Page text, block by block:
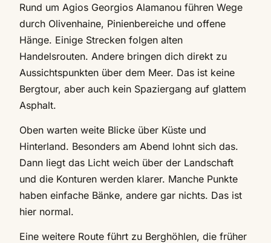
Rund um Agios Georgios Alamanou führen Wege
durch Olivenhaine, Pinienbereiche und offene
Hänge. Einige Strecken folgen alten
Handelsrouten. Andere bringen dich direkt zu
Aussichtspunkten über dem Meer. Das ist keine
Bergtour, aber auch kein Spaziergang auf glattem
Asphalt.
Oben warten weite Blicke über Küste und
Hinterland. Besonders am Abend lohnt sich das.
Dann liegt das Licht weich über der Landschaft
und die Konturen werden klarer. Manche Punkte
haben einfache Bänke, andere gar nichts. Das ist
hier normal.
Eine weitere Route führt zu Berghöhlen, die früher